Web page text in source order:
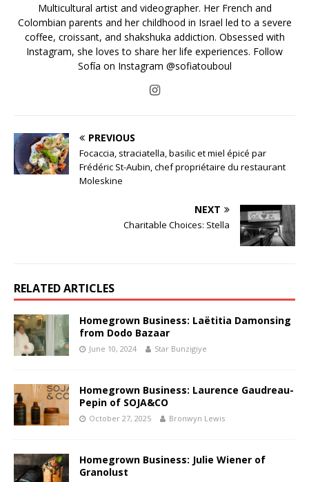
Multicultural artist and videographer. Her French and
Colombian parents and her childhood in Israel led to a severe
coffee, croissant, and shakshuka addiction. Obsessed with
Instagram, she loves to share her life experiences. Follow
Sofía on Instagram @sofiatouboul
PREVIOUS
Focaccia, straciatella, basilic et miel épicé par
Frédéric St-Aubin, chef propriétaire du restaurant
Moleskine
NEXT
Charitable Choices: Stella
RELATED ARTICLES
Homegrown Business: Laëtitia Damonsing
from Dodo Bazaar
June 10, 2024 Star Bunzigiye
Homegrown Business: Laurence Gaudreau-
Pepin of SOJA&CO
October 27, 2025 Bronwyn Lewis
Homegrown Business: Julie Wiener of
Granolust